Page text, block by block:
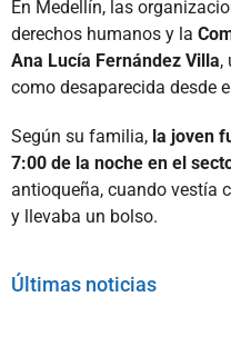
En Medellín, las
derechos humanos y la
Ana Lucía Fernández Villa,
como desaparecida desde
Según su familia, la joven
7:00 de la noche en el
antioqueña, cuando vestía
y llevaba un bolso.
Últimas noticias